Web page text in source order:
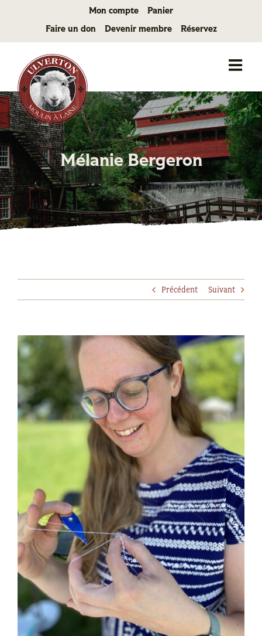
Mon compte Panier
Faire un don Devenir membre Réservez
Mélanie Bergeron
Précédent Suivant
Voir
l'image